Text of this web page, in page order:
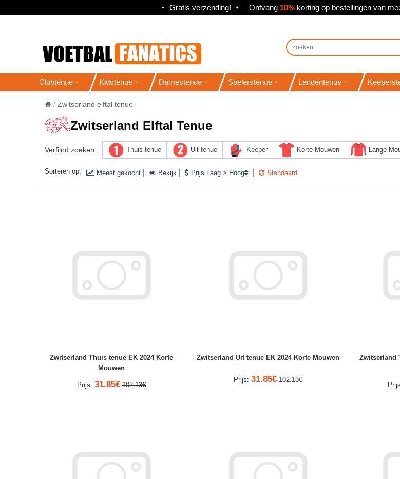
Gratis verzending! Ontvang 10% korting op bestellingen van
Clubtenue Kidstenue Damestenue Spelerstenue Landentenue
Zwitserland elftal tenue
Zwitserland Elftal Tenue
Verfijnd zoeken: Thuis tenue Uit tenue Keeper Korte Mouwen Lange
Sorteren op: Meest gekocht Bekijk Prijs Laag > Hoog Standaard
Zwitserland Thuis tenue EK 2024 Korte
Mouwen
Prijs: 31.85€ 102.13€
Zwitserland Uit tenue EK 2024 Korte Mouwen
Prijs: 31.85€ 102.13€
Zwitserland